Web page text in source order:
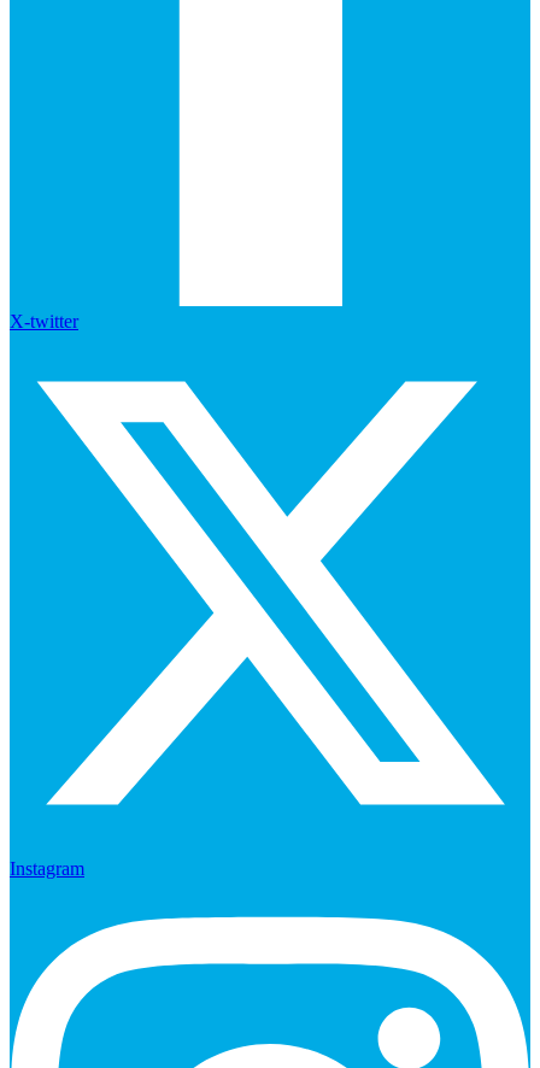
X-twitter
Instagram